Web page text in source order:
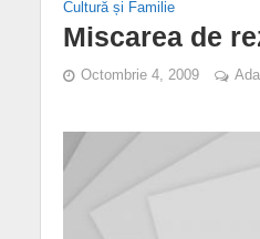
Cultură și Familie
Miscarea de
Octombrie 4, 2009